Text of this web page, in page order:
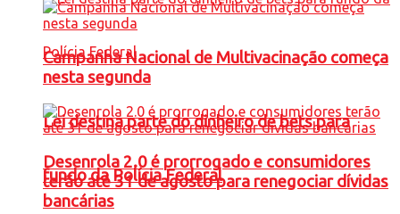
Lei destina parte do dinheiro de bets para
fundo da Polícia Federal
Campanha Nacional de Multivacinação começa
nesta segunda
Desenrola 2.0 é prorrogado e consumidores
terão até 31 de agosto para renegociar dívidas
bancárias